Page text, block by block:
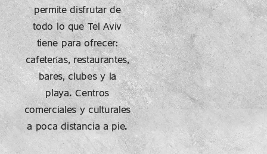
permite disfrutar de
todo lo que Tel Aviv
tiene para ofrecer:
cafeterías, restaurantes,
bares, clubes y la
playa. Centros
comerciales y culturales
a poca distancia a pie.